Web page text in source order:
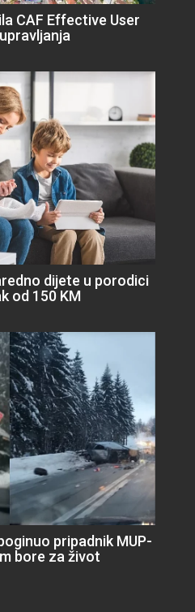
CAF Effective User
dijete u porodici
od 150 KM
pripadnik MUP-
bore za život